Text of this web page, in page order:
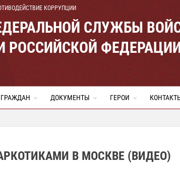
КОРРУПЦИИ
СЛУЖБЫ
РОССИЙСКОЙ
ДОКУМЕНТЫ ГЕРОИ
В МОСКВЕ (ВИДЕО)